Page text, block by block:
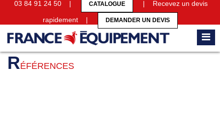
03 84 91 24 50 | CATALOGUE | Recevez un devis
rapidement | DEMANDER UN DEVIS
Accueil Références
RÉFÉRENCES